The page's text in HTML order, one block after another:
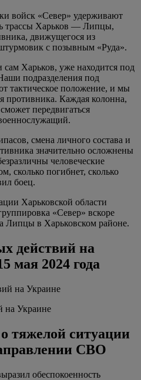
войск «Север» удерживают
трассы Харьков — Липцы,
движущегося из
с позывным «Руда».
Харьков, уже находится под
подразделения под
тактическое положение, и мы
противника. Каждая колонна,
передвигаться
смена личного состава и
значительно осложнены
человеческие
сколько погибнет, сколько
боец.
Харьковской области
«Север» вскоре
Липцы в Харьковском районе.
действий на
мая 2024 года
на Украине
тяжелой ситуации
СВО
обеспокоенность